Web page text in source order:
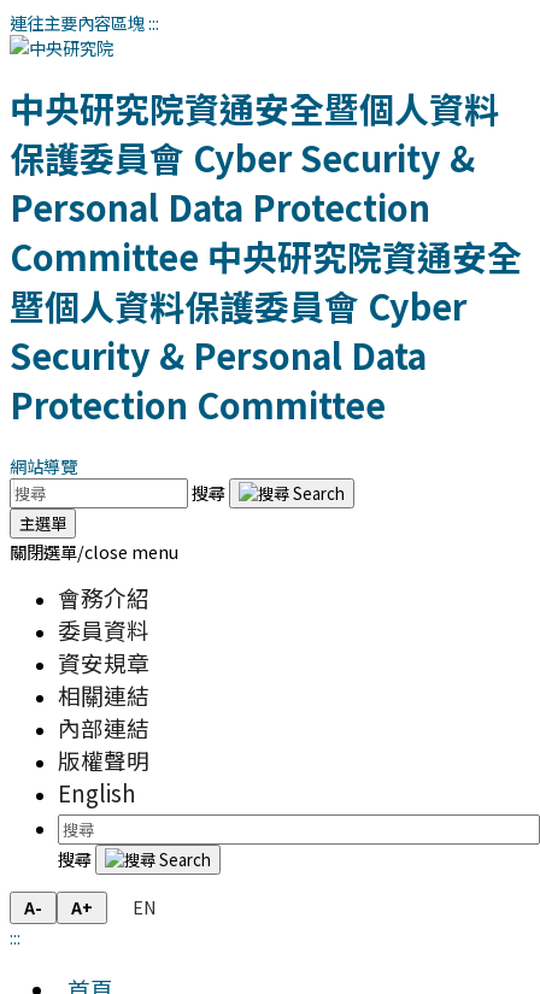
連往主要內容區塊:::
中央研究院資通安全暨個人資料
保護委員會 Cyber Security &
Personal Data Protection
Committee 中央研究院資通安全
暨個人資料保護委員會 Cyber
Security & Personal Data
Protection Committee
網站導覽
搜尋
主選單
關閉選單/close menu
會務介紹
委員資料
資安規章
相關連結
內部連結
版權聲明
English
搜尋
A- A+
EN
:::